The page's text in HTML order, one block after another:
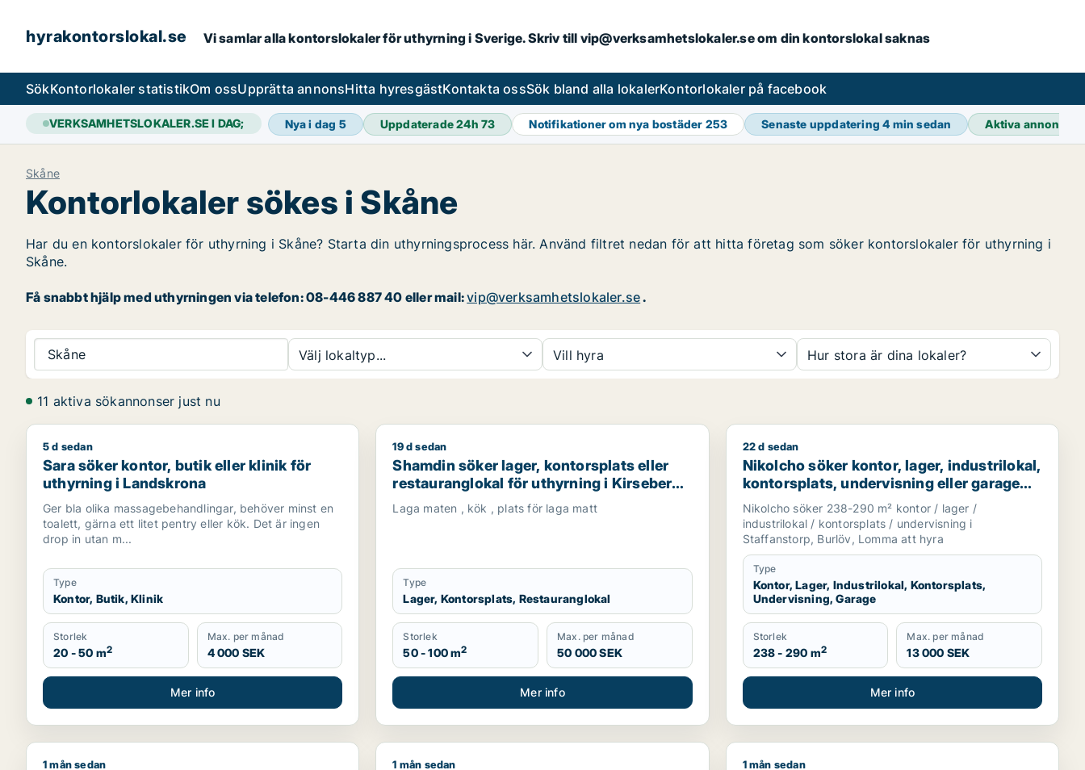
hyrakontorslokal.se Vi samlar alla kontorslokaler för uthyrning i Sverige. Skriv till vip@verksamhetslokaler.se om din kontorslokal saknas
SökKontorlokaler statistikOm ossUpprätta annonsHitta hyresgästKontakta ossSök bland alla lokalerKontorlokaler på facebook
VERKSAMHETSLOKALER.SE I DAG; Nya i dag 5 Uppdaterade 24h73 Notifikationer om nya bostäder 253 Senaste uppdatering4 min sedan Aktiva annonser
Skåne
Kontorlokaler sökes i Skåne
Har du en kontorslokaler för uthyrning i Skåne? Starta din uthyrningsprocess här. Använd filtret nedan för att hitta företag som söker kontorslokaler för uthyrning i
Skåne.
Få snabbt hjälp med uthyrningen via telefon: 08-446 887 40 eller mail:vip@verksamhetslokaler.se.
Skåne Välj lokaltyp... Vill hyra Hur stora är dina lokaler?
11 aktiva sökannonser just nu
Sara söker kontor, butik eller klinik för uthyrning i Landskrona
5 d sedan
Sara söker kontor, butik eller klinik för
uthyrning i Landskrona
Ger bla olika massagebehandlingar, behöver minst en
toalett, gärna ett litet pentry eller kök. Det är ingen
drop in utan m...
Type
Kontor, Butik, Klinik
Storlek
20 - 50 m2
Max. per månad
4 000 SEK
Mer info
Shamdin söker lager, kontorsplats eller restauranglokal för uthyrning i Kirseberg, Husie eller Fosie m.fl.
19 d sedan
Shamdin söker lager, kontorsplats eller
restauranglokal för uthyrning i Kirseberg,
Husie eller Fosie m.fl.
Laga maten , kök , plats för laga matt
Type
Lager, Kontorsplats, Restauranglokal
Storlek
50 - 100 m2
Max. per månad
50 000 SEK
Mer info
Nikolcho söker kontor, lager, industrilokal,
22 d sedan
Nikolcho söker kontor, lager, industrilokal,
kontorsplats, undervisning eller garage
för uthyrning i Staffanstorp, Burlöv eller
Lomma
Nikolcho söker 238-290 m² kontor / lager /
industrilokal / kontorsplats / undervisning i
Staffanstorp, Burlöv, Lomma att hyra
Type
Kontor, Lager, Industrilokal, Kontorsplats,
Undervisning, Garage
Storlek
238 - 290 m2
Max. per månad
13 000 SEK
Mer info
Marianne söker kontor eller klinik för uthyrning i Malmö Centrum
1 mån sedan Jag söker kontor, butik, klinik eller fastighetsmark för uthyrning i Malmö Centrum, Kirseberg eller Husie m.fl.
1 mån sedan Malin söker kontor eller klinik för uthyrning i Höganäs
1 mån sedan